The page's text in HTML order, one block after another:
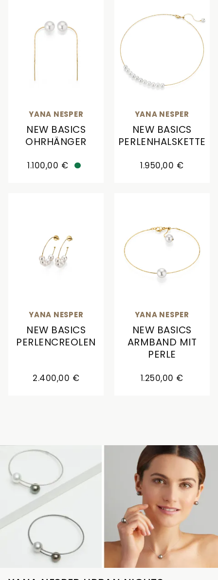
YANA NESPER
NEW BASICS
OHRHÄNGER
1.100,00 €
YANA NESPER
NEW BASICS
PERLENHALSKETTE
1.950,00 €
YANA NESPER
NEW BASICS
PERLENCREOLEN
Yana Nesper New Basics Perlencreolen, Ref:
2.400,00 €
YANA NESPER
NEW BASICS
ARMBAND MIT
PERLE
1.250,00 €